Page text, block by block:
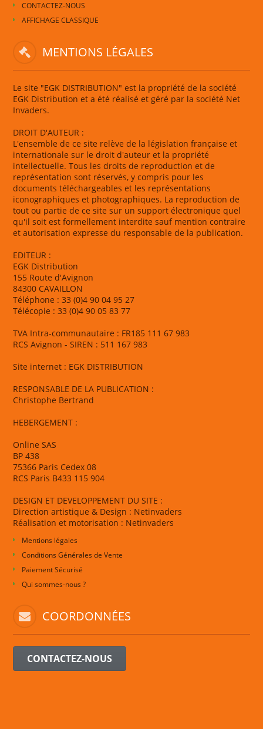
CONTACTEZ-NOUS
AFFICHAGE CLASSIQUE
MENTIONS LÉGALES
Le site "EGK DISTRIBUTION" est la propriété de la société
EGK Distribution et a été réalisé et géré par la société Net
Invaders.
DROIT D'AUTEUR :
L'ensemble de ce site relève de la législation française et
internationale sur le droit d'auteur et la propriété
intellectuelle. Tous les droits de reproduction et de
représentation sont réservés, y compris pour les
documents téléchargeables et les représentations
iconographiques et photographiques. La reproduction de
tout ou partie de ce site sur un support électronique quel
qu'il soit est formellement interdite sauf mention contraire
et autorisation expresse du responsable de la publication.
EDITEUR :
EGK Distribution
155 Route d'Avignon
84300 CAVAILLON
Téléphone : 33 (0)4 90 04 95 27
Télécopie : 33 (0)4 90 05 83 77
TVA Intra-communautaire : FR185 111 67 983
RCS Avignon - SIREN : 511 167 983
Site internet : EGK DISTRIBUTION
RESPONSABLE DE LA PUBLICATION :
Christophe Bertrand
HEBERGEMENT :
Online SAS
BP 438
75366 Paris Cedex 08
RCS Paris B433 115 904
DESIGN ET DEVELOPPEMENT DU SITE :
Direction artistique & Design : Netinvaders
Réalisation et motorisation : Netinvaders
Mentions légales
Conditions Générales de Vente
Paiement Sécurisé
Qui sommes-nous ?
COORDONNÉES
CONTACTEZ-NOUS